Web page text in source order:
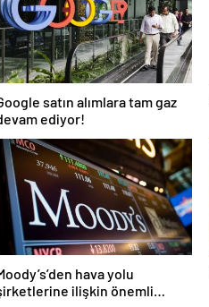
satın alımlara tam gaz
ediyor!
hava yolu
ilişkin önemli